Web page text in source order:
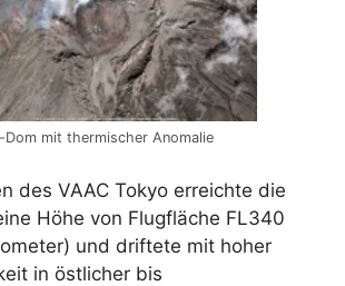
Dom mit thermischer Anomalie
des VAAC Tokyo erreichte die
Höhe von Flugfläche FL340
und driftete mit hoher
in östlicher bis